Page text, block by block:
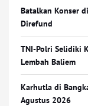
Batalkan Konser
Direfund
TNI-Polri Selidiki
Lembah Baliem
Karhutla di
Agustus 2026